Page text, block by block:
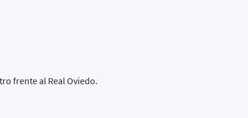
frente al Real Oviedo.